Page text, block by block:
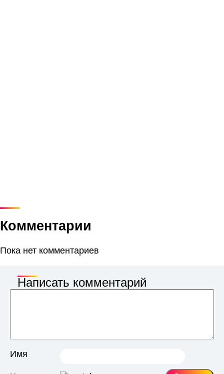
Комментарии
Пока нет комментариев
Написать комментарий
Имя